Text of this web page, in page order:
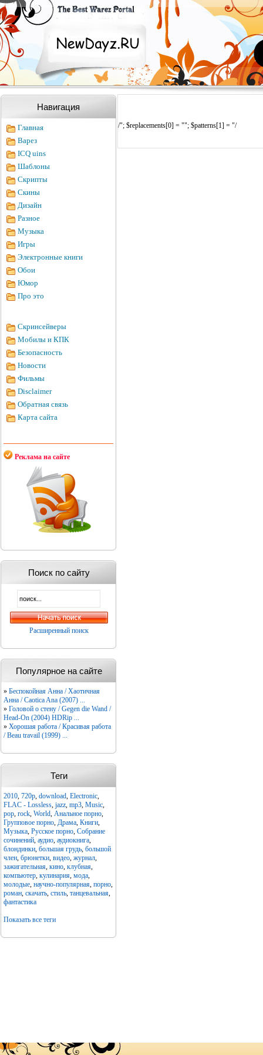
Навигация
Главная
Варез
ICQ uins
Шаблоны
Скрипты
Скины
Дизайн
Разное
Музыка
Игры
Электронные книги
Обои
Юмор
Про это
Скринсейверы
Мобилы и КПК
Безопасность
Новости
Фильмы
Disclaimer
Обратная связь
Карта сайта
Реклама на сайте
Поиск по сайту
Расширенный поиск
Популярное на сайте
» Беспокойная Анна / Хаотичная
Анна / Caotica Ana (2007) ...
» Головой о стену / Gegen die Wand /
Head-On (2004) HDRip ...
» Хорошая работа / Красивая работа
/ Beau travail (1999) ...
Теги
2010, 720p, download, Electronic,
FLAC - Lossless, jazz, mp3, Music,
pop, rock, World, Анальное порно,
Групповое порно, Драма, Книги,
Музыка, Русское порно, Собрание
сочинений, аудио, аудиокнига,
блондинки, большая грудь, большой
член, брюнетки, видео, журнал,
зажигательная, кино, клубная,
компьютер, кулинария, мода,
молодые, научно-популярная, порно,
роман, скачать, стиль, танцевальная,
фантастика
Показать все теги
/"; $replacements[0] = ""; $patterns[1] = "/